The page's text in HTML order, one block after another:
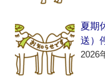
夏期
送）
2026